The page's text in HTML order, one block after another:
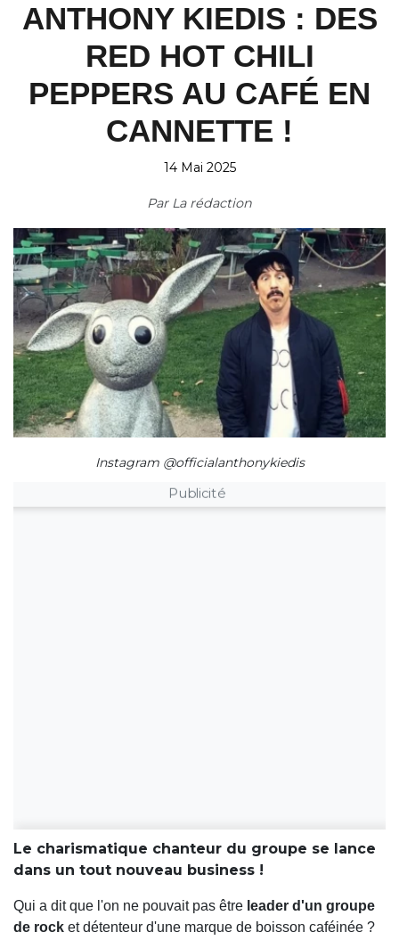
ANTHONY KIEDIS : DES
RED HOT CHILI
PEPPERS AU CAFÉ EN
CANNETTE !
14 Mai 2025
Par La rédaction
Instagram @officialanthonykiedis
Publicité
Le charismatique chanteur du groupe se lance
dans un tout nouveau business !
Qui a dit que l'on ne pouvait pas être leader d'un groupe
de rock et détenteur d'une marque de boisson caféinée ?